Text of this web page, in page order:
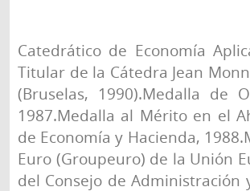
Catedrático de Economía
Titular de la Cátedra Jean
(Bruselas, 1990).Medalla de
1987.Medalla al Mérito en el
de Economía y Hacienda,
Euro (Groupeuro) de la Unión
del Consejo de Administración